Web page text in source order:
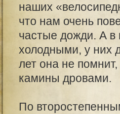
наших
что нам очень
частые дожди. А
холодными, у них
лет она не
камины дровами.
По